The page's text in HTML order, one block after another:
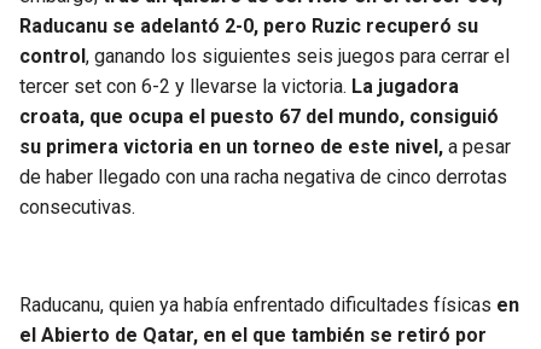
Raducanu se adelantó 2-0, pero Ruzic recuperó su
control , ganando los siguientes seis juegos para cerrar el
tercer set con 6-2 y llevarse la victoria. La jugadora
croata, que ocupa el puesto 67 del mundo, consiguió
su primera victoria en un torneo de este nivel, a pesar
de haber llegado con una racha negativa de cinco derrotas
consecutivas.
Raducanu, quien ya había enfrentado dificultades físicas en
el Abierto de Qatar, en el que también se retiró por